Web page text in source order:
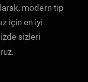
modern tıp
için en iyi
sizleri